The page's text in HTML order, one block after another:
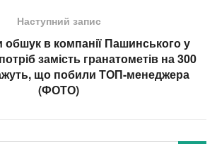
Наступний запис
в компанії Пашинського у
замість гранатометів на 300
що побили ТОП-менеджера
(ФОТО)